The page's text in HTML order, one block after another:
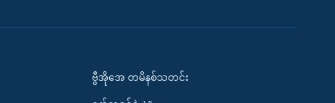
ဗွီအိုအေ တမိနစ်သတင်း